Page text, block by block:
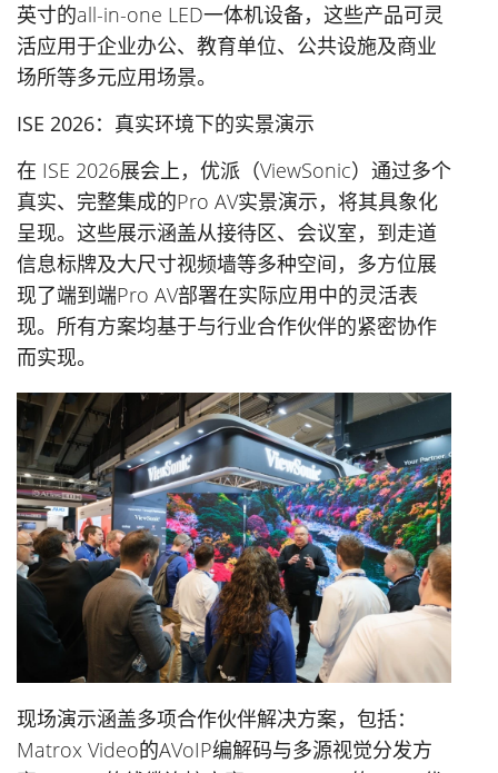
英寸的all-in-one LED一体机设备，这些产品可灵
活应用于企业办公、教育单位、公共设施及商业
场所等多元应用场景。
ISE 2026：真实环境下的实景演示
在 ISE 2026展会上，优派（ViewSonic）通过多个
真实、完整集成的Pro AV实景演示，将其具象化
呈现。这些展示涵盖从接待区、会议室，到走道
信息标牌及大尺寸视频墙等多种空间，多方位展
现了端到端Pro AV部署在实际应用中的灵活表
现。所有方案均基于与行业合作伙伴的紧密协作
而实现。
现场演示涵盖多项合作伙伴解决方案，包括：
Matrox Video的AVoIP编解码与多源视觉分发方